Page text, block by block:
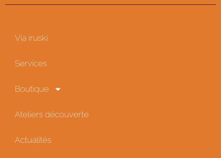
Via iruski
Services
Boutique
Ateliers découverte
Actualités